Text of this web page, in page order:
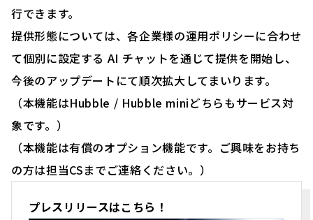
行できます。
提供形態については、各企業様の運用ポリシーに合わせ
て個別に設定する AI チャットを通じて提供を開始し、
今後のアップデートにて順次拡大してまいります。
（本機能はHubble / Hubble miniどちらもサービス対
象です。）
（本機能は有償のオプション機能です。ご興味をお持ち
の方は担当CSまでご連絡ください。）
プレスリリースはこちら！